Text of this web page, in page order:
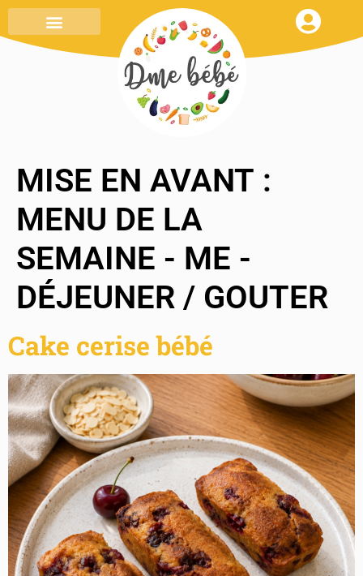
MISE EN AVANT :
MENU DE LA
SEMAINE - ME -
DÉJEUNER / GOUTER
Cake cerise bébé